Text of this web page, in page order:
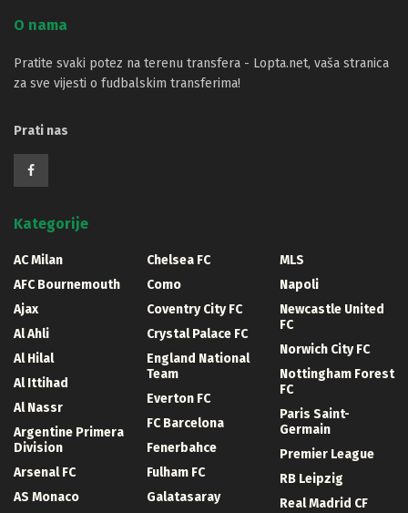
O nama
Pratite svaki potez na terenu transfera - Lopta.net, vaša stranica
za sve vijesti o fudbalskim transferima!
Prati nas
Kategorije
AC Milan
AFC Bournemouth
Ajax
Al Ahli
Al Hilal
Al Ittihad
Al Nassr
Argentine Primera
Division
Arsenal FC
AS Monaco
Chelsea FC
Como
Coventry City FC
Crystal Palace FC
England National
Team
Everton FC
FC Barcelona
Fenerbahce
Fulham FC
Galatasaray
MLS
Napoli
Newcastle United
FC
Norwich City FC
Nottingham Forest
FC
Paris Saint-
Germain
Premier League
RB Leipzig
Real Madrid CF